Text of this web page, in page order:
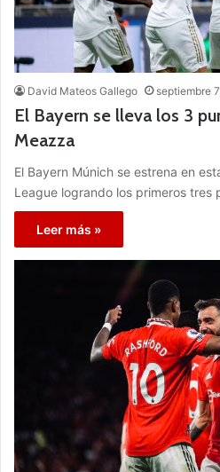
David Mateos Gallego septiembre
El Bayern se lleva los 3
Meazza
El Bayern Múnich se estrena en
League logrando los primeros tres
Leer más »